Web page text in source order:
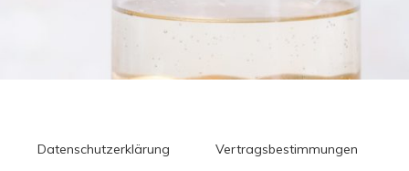
Datenschutzerklärung
Vertragsbestimmungen